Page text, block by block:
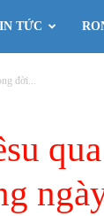
TỨC
đời...